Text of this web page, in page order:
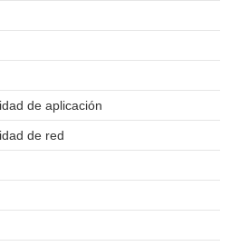
de aplicación
de red